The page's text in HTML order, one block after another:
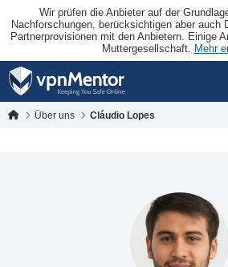
Wir prüfen die Anbieter auf der
Nachforschungen, berücksichtigen aber auch
Partnerprovisionen mit den Anbietern. Einige
Muttergesellschaft. Mehr
Über uns Cláudio Lopes